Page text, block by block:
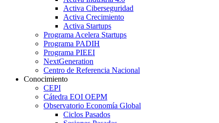
Activa Ciberseguridad
Activa Crecimiento
Activa Startups
Programa Acelera Startups
Programa PADIH
Programa PIEEI
NextGeneration
Centro de Referencia Nacional
Conocimiento
CEPI
Cátedra EOI OEPM
Observatorio Economía Global
Ciclos Pasados